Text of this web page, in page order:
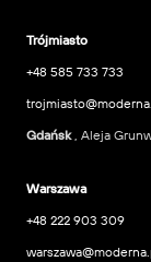
Trójmiasto
+48 585 733 733
Gdańsk , Aleja
Warszawa
+48 222 903 309